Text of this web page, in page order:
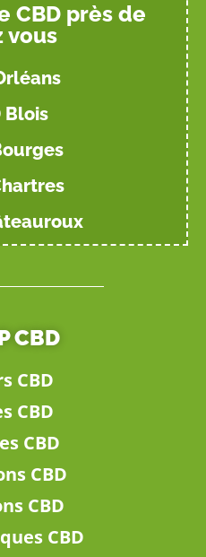
CBD près de
vous
Blois
CBD
CBD
CBD
CBD
CBD
CBD
CBD